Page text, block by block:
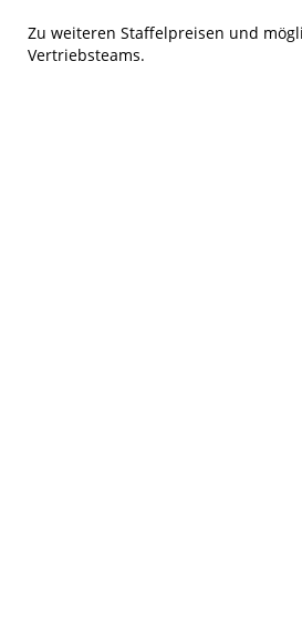
Zu weiteren Staffelpreisen und
Vertriebsteams.